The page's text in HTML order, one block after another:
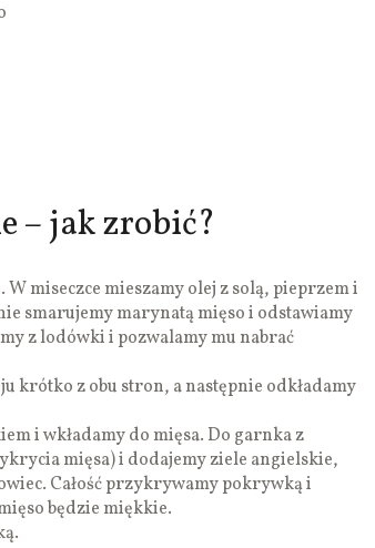
– jak zrobić?
miseczce mieszamy olej z solą, pieprzem i
smarujemy marynatą mięso i odstawiamy
z lodówki i pozwalamy mu nabrać
krótko z obu stron, a następnie odkładamy
i wkładamy do mięsa. Do garnka z
mięsa) i dodajemy ziele angielskie,
Całość przykrywamy pokrywką i
będzie miękkie.